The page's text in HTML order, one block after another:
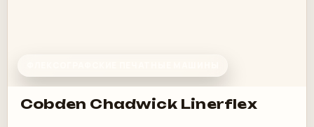
Cobden Chadwick Linerflex